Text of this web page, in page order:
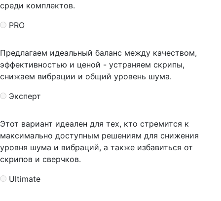
среди комплектов.
PRO
Предлагаем идеальный баланс между качеством,
эффективностью и ценой - устраняем скрипы,
снижаем вибрации и общий уровень шума.
Эксперт
Этот вариант идеален для тех, кто стремится к
максимально доступным решениям для снижения
уровня шума и вибраций, а также избавиться от
скрипов и сверчков.
Ultimate